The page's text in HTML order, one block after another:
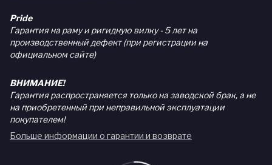
Pride
Гарантия на раму и ригидную вилку - 5 лет на
производственный дефект (при регистрации на
официальном сайте)
ВНИМАНИЕ!
Гарантия распространяется только на заводской брак, а не
на приобретенный при неправильной эксплуатации
покупателем!
Больше информации о гарантии и возврате